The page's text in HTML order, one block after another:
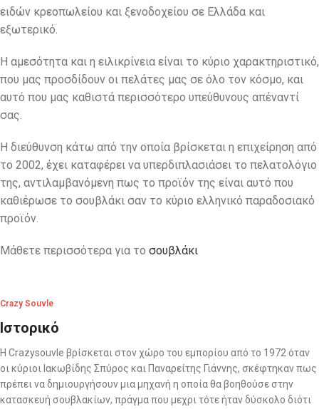
ειδών κρεοπωλείου και ξενοδοχείου σε Ελλάδα και
εξωτερικό.
Η αμεσότητα και η ειλικρίνεια είναι το κύριο χαρακτηριστικό,
που μας προσδίδουν οι πελάτες μας σε όλο τον κόσμο, και
αυτό που μας καθιστά περισσότερο υπεύθυνους απέναντί
σας.
Η διεύθυνση κάτω από την οποία βρίσκεται η επιχείρηση από
το 2002, έχει καταφέρει να υπερδιπλασιάσει το πελατολόγιο
της, αντιλαμβανόμενη πως το προϊόν της είναι αυτό που
καθιέρωσε το σουβλάκι σαν το κύριο ελληνικό παραδοσιακό
προϊόν.
Μάθετε περισσότερα για το σουβλάκι
Crazy Souvle
Ιστορικό
Η Crazysouvle βρίσκεται στον χώρο του εμπορίου από το 1972 όταν
οι κύριοι Ιακωβίδης Σπύρος και Παναρείτης Γιάννης, σκέφτηκαν πως
πρέπει να δημιουργήσουν μια μηχανή η οποία θα βοηθούσε στην
κατασκευή σουβλακίων, πράγμα που μεχρι τότε ήταν δύσκολο διότι